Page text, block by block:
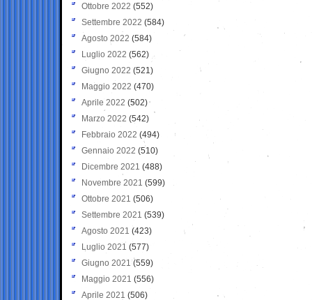
Ottobre 2022 (552)
Settembre 2022 (584)
Agosto 2022 (584)
Luglio 2022 (562)
Giugno 2022 (521)
Maggio 2022 (470)
Aprile 2022 (502)
Marzo 2022 (542)
Febbraio 2022 (494)
Gennaio 2022 (510)
Dicembre 2021 (488)
Novembre 2021 (599)
Ottobre 2021 (506)
Settembre 2021 (539)
Agosto 2021 (423)
Luglio 2021 (577)
Giugno 2021(559)
Maggio 2021 (556)
Aprile 2021 (506)